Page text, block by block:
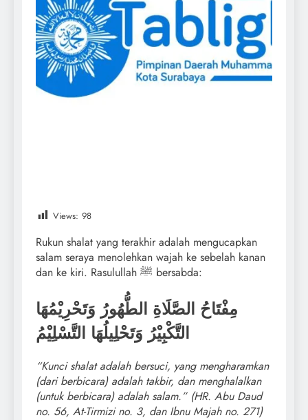
Views: 98
Rukun shalat yang terakhir adalah mengucapkan
salam seraya menolehkan wajah ke sebelah kanan
dan ke kiri. Rasulullah ﷺ bersabda:
مِفْتَاحُ الصَّلَاةِ الطُّهُورُ وَتَحْرِيْمُهَا
التَّكْبِيْرُ وَتَحْلِيلُهَا التَّسْلِيْمُ
“Kunci shalat adalah bersuci, yang mengharamkan
(dari berbicara) adalah takbir, dan menghalalkan
(untuk berbicara) adalah salam.” (HR. Abu Daud
no. 56, At-Tirmizi no. 3, dan Ibnu Majah no. 271)